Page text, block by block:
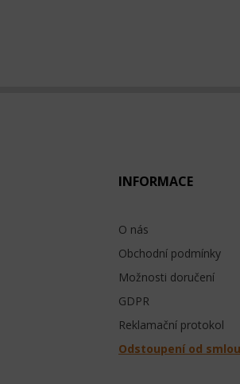
INFORMACE
O nás
Obchodní podmínky
Možnosti doručení
GDPR
Reklamační protokol
Odstoupení od